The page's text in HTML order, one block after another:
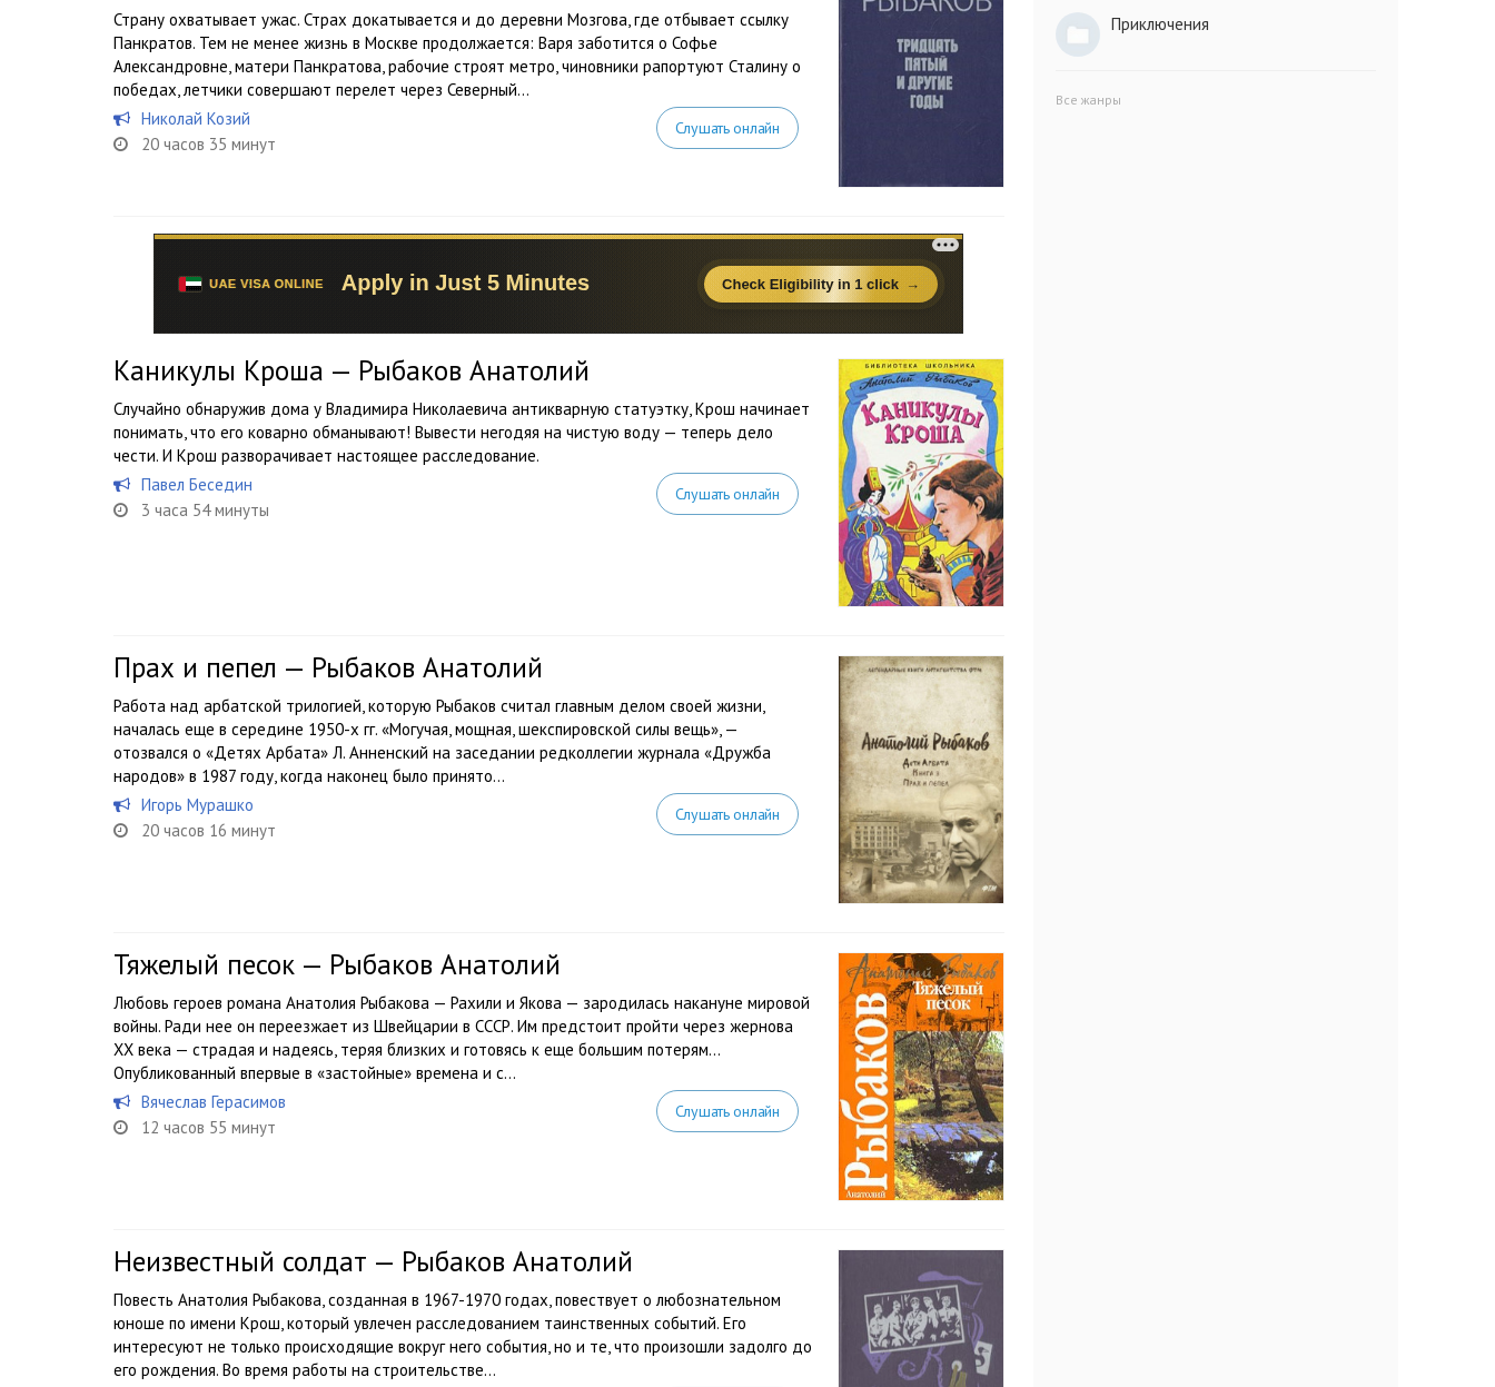
Страну охватывает ужас. Страх докатывается и до деревни Мозгова, где отбывает ссылку
Панкратов. Тем не менее жизнь в Москве продолжается: Варя заботится о Софье
Александровне, матери Панкратова, рабочие строят метро, чиновники рапортуют Сталину о
победах, летчики совершают перелет через Северный...
Николай Козий
20 часов 35 минут
Слушать онлайн
Каникулы Кроша — Рыбаков Анатолий
Случайно обнаружив дома у Владимира Николаевича антикварную статуэтку, Крош начинает
понимать, что его коварно обманывают! Вывести негодяя на чистую воду — теперь дело
чести. И Крош разворачивает настоящее расследование.
Павел Беседин
3 часа 54 минуты
Слушать онлайн
Прах и пепел — Рыбаков Анатолий
Работа над арбатской трилогией, которую Рыбаков считал главным делом своей жизни,
началась еще в середине 1950-х гг. «Могучая, мощная, шекспировской силы вещь», —
отозвался о «Детях Арбата» Л. Анненский на заседании редколлегии журнала «Дружба
народов» в 1987 году, когда наконец было принято...
Игорь Мурашко
20 часов 16 минут
Слушать онлайн
Тяжелый песок — Рыбаков Анатолий
Любовь героев романа Анатолия Рыбакова — Рахили и Якова — зародилась накануне мировой
войны. Ради нее он переезжает из Швейцарии в СССР. Им предстоит пройти через жернова
ХХ века — страдая и надеясь, теряя близких и готовясь к еще большим потерям…
Опубликованный впервые в «застойные» времена и с...
Вячеслав Герасимов
12 часов 55 минут
Слушать онлайн
Неизвестный солдат — Рыбаков Анатолий
Повесть Анатолия Рыбакова, созданная в 1967-1970 годах, повествует о любознательном
юноше по имени Крош, который увлечен расследованием таинственных событий. Его
интересуют не только происходящие вокруг него события, но и те, что произошли задолго до
его рождения. Во время работы на строительстве...
Приключения
Все жанры